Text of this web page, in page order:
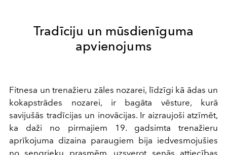
Tradīciju un mūsdienīguma
apvienojums
Fitnesa un trenažieru zāles nozarei, līdzīgi kā ādas un
kokapstrādes nozarei, ir bagāta vēsture, kurā
savijušās tradīcijas un inovācijas. Ir aizraujoši atzīmēt,
ka daži no pirmajiem 19. gadsimta trenažieru
aprīkojuma dizaina paraugiem bija iedvesmojušies
no sengrieķu prasmēm, uzsverot senās attiecības